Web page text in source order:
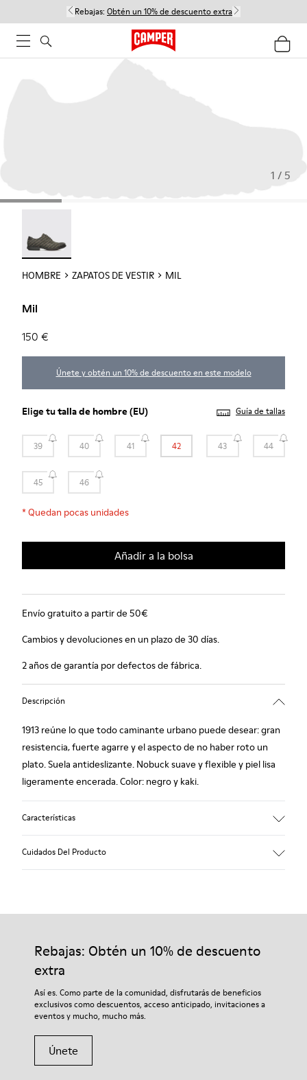
Rebajas: Obtén un 10% de descuento extra
1 / 5
HOMBRE ZAPATOS DE VESTIR MIL
Mil
150 €
Únete y obtén un 10% de descuento en este modelo
Elige tutalla de hombre(EU) Guía de tallas
39 40 41 42 43 44
45 46
*Quedan pocas unidades
Añadir a la bolsa
Envío gratuito a partir de 50€
Cambios y devoluciones en un plazo de 30 días.
2 años de garantía por defectos de fábrica.
Descripción
1913 reúne lo que todo caminante urbano puede desear: gran
resistencia, fuerte agarre y el aspecto de no haber roto un
plato. Suela antideslizante. Nobuck suave y flexible y piel lisa
ligeramente encerada. Color: negro y kaki.
Características
Cuidados Del Producto
Nuestros zapatos se han fabricado con materiales de primera
garantizará que duren más tiempo.
Si deseas obtener información detallada sobre cómo cuidar de
tu par, visita nuestraGuía para el cuidado del calzado.
Rebajas: Obtén un 10% de descuento
extra
Así es. Como parte de la comunidad, disfrutarás de beneficios
exclusivos como descuentos, acceso anticipado, invitaciones a
eventos y mucho, mucho más.
Únete